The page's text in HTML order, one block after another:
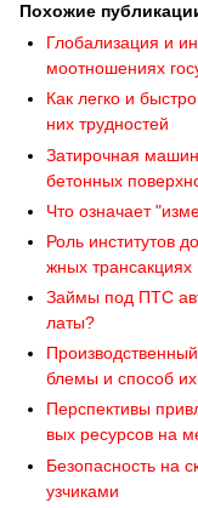
Похожие
Глобализация и
моотношениях
Как легко и
них трудностей
Затирочная
бетонных
Что означает
Роль институтов
жных трансакциях
Займы под ПТС
латы?
блемы и способ
Перспективы
вых ресурсов на
Безопасность на
узчиками